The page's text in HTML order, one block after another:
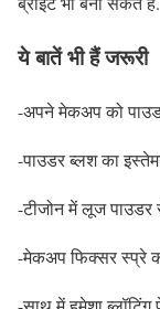
ये बातें भी हैं जरूरी
-अपने मेकअप को
-पाउडर ब्‍लश का
-टीजोन में लूज
-मेकअप फिक्‍सर स्‍प्रे